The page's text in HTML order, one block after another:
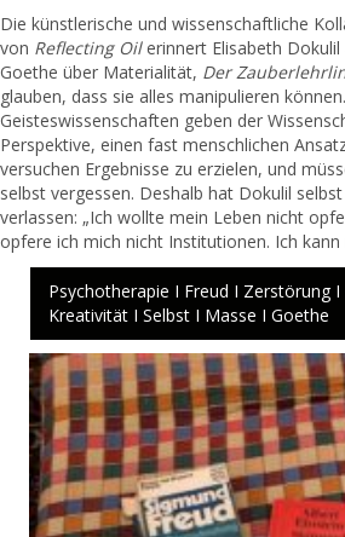
Die künstlerische und wissenschaftliche
von Reflecting Oilerinnert Elisabeth Dokulil
Goethe über Materialität, Der
glauben, dass sie alles manipulieren
Geisteswissenschaften geben der
Perspektive, einen fast menschlichen
versuchen Ergebnisse zu erzielen, und
selbst vergessen. Deshalb hat Dokulil
verlassen: „Ich wollte mein Leben nicht
opfere ich mich nicht Institutionen. Ich kann
Psychotherapie I Freud I Zerstörung I
Kreativität I Selbst I Masse I Goethe